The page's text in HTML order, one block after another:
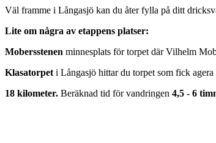
Väl framme i Långasjö kan du åter fylla på ditt
Lite om några av etappens platser:
Mobersstenen minnesplats för torpet där Vilhelm
Klasatorpet i Långasjö hittar du torpet som fick
18 kilometer. Beräknad tid för vandringen 4,5 - 6